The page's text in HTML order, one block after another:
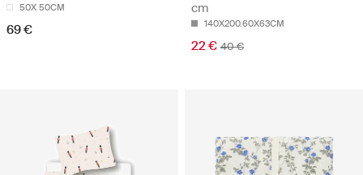
50X 50CM
69 €
cm
140X200.60X63CM
22 € 40 €